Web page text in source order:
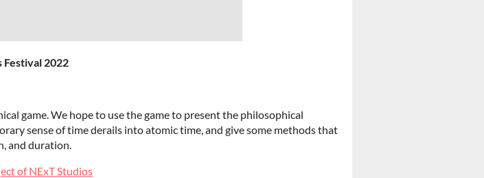
Festival 2022
game. We hope to use the game to present the philosophical
sense of time derails into atomic time, and give some methods that
and duration.
of NExT Studios